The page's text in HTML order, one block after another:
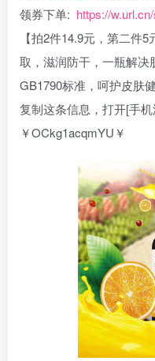
领券下单: https://
【拍2件14.9元，第二件
取，滋润防干，一瓶解
GB1790标准，呵护皮肤
复制这条信息，打开[手
￥OCkg1acqmYU￥